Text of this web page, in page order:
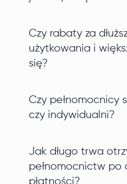
Czy rabaty za
użytkowania i
się?
Czy pełnomocnicy
czy indywidualni?
Jak długo trwa
pełnomocnictw po
płatności?